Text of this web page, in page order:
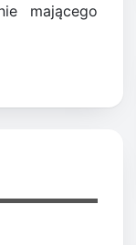
mającego